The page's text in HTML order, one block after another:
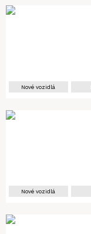
Nové vozidlá
Nové vozidlá